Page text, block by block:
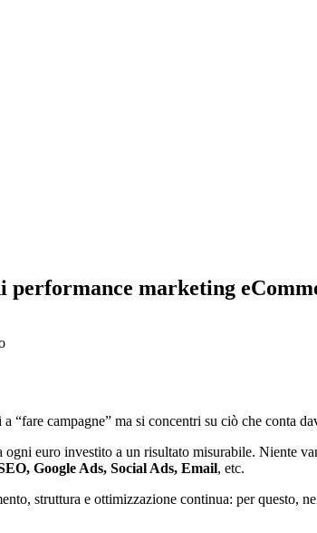
performance marketing
“fare campagne” ma si concentri su ciò che conta
euro investito a un risultato misurabile. Niente
Google Ads, Social Ads, Email, etc.
struttura e ottimizzazione continua: per questo,